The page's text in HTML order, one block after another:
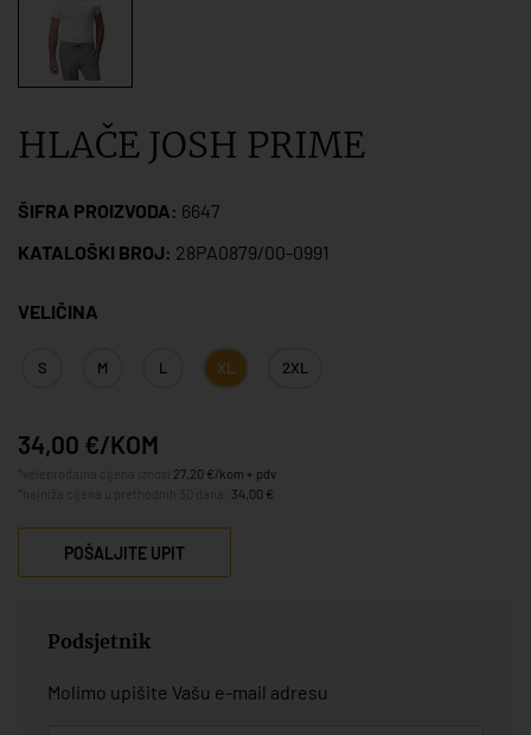
HLAČE JOSH PRIME
ŠIFRA PROIZVODA: 6647
KATALOŠKI BROJ: 28PA0879/00-0991
VELIČINA
S M L XL 2XL
34,00 €/KOM
27,20 €/kom + pdv
34,00 €
POŠALJITE UPIT
Podsjetnik
Molimo upišite Vašu e-mail adresu